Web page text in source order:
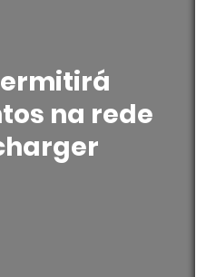
na rede